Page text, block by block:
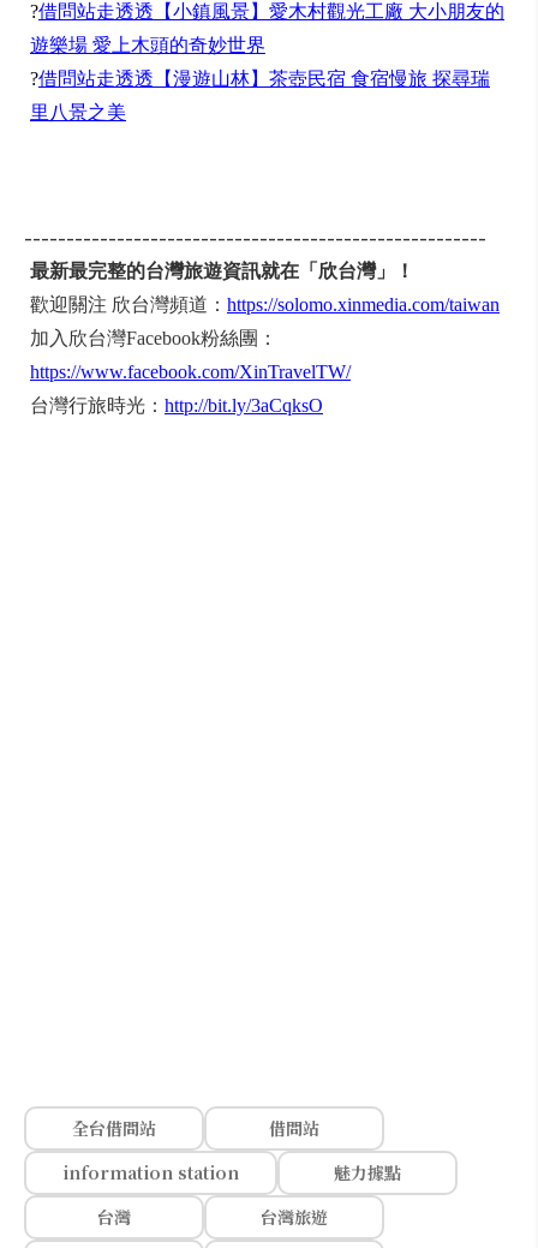
?借問站走透透【小鎮風景】愛木村觀光工廠 大小朋友的
遊樂場 愛上木頭的奇妙世界
?借問站走透透【漫遊山林】茶壺民宿 食宿慢旅 探尋瑞
里八景之美
-------------------------------------------------------
最新最完整的台灣旅遊資訊就在「欣台灣」！
歡迎關注 欣台灣頻道： https://solomo.xinmedia.com/taiwan
加入欣台灣Facebook粉絲團：
https://www.facebook.com/XinTravelTW/
台灣行旅時光： http://bit.ly/3aCqksO
全台借問站
借問站
information station
魅力據點
台灣
台灣旅遊